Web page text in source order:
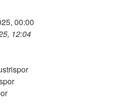
00:00
12:04